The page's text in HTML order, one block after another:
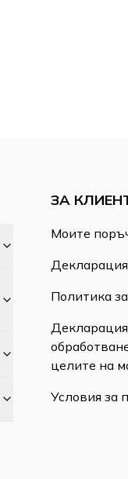
ЗА
Моите
Политика
целите на
Условия за